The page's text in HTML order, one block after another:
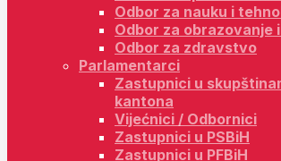
Odbor za nauku i
Odbor za obrazovanje
Odbor za zdravstvo
Parlamentarci
Zastupnici u
kantona
Vijećnici / Odbornici
Zastupnici u PSBiH
Zastupnici u PFBiH